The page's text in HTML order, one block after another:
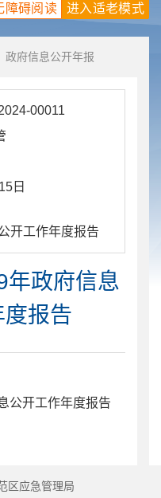
进入适老模式
障碍阅读
政府信息公开年报
00011
日
开工作年度报告
年政府信息
报告
公开工作年度报告
区应急管理局